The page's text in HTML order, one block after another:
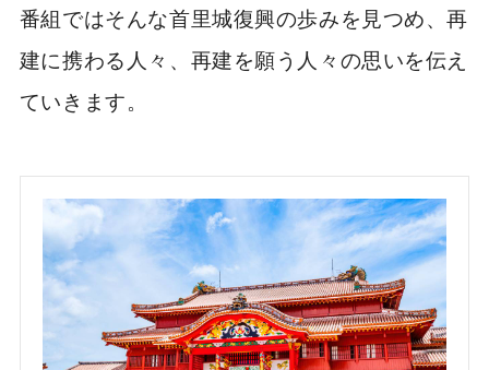
番組ではそんな首里城復興の歩みを見つめ、再
建に携わる人々、再建を願う人々の思いを伝え
ていきます。